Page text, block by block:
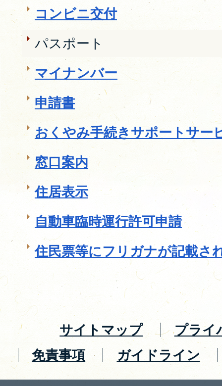
コンビニ交付
パスポート
マイナンバー
申請書
おくやみ手続きサポートサー
窓口案内
住居表示
自動車臨時運行許可申請
住民票等にフリガナが記載さ
サイトマップ
プライ
免責事項
ガイドライン